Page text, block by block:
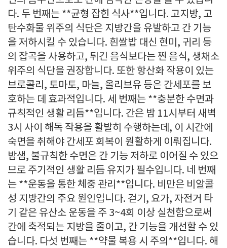
다. 두 번째는 **균형 잡힌 식사**입니다. 고지방, 고
탄수화물 위주의 식단은 지방간을 유발하고 간 기능
을 저하시킬 수 있습니다. 흰쌀밥 대신 현미, 귀리 등
의 잡곡을 사용하고, 튀긴 음식보다는 찐 음식, 생채소
위주의 식단을 권장합니다. 또한 항산화 작용이 있는
브로콜리, 토마토, 마늘, 올리브유 등은 간세포를 보
호하는 데 효과적입니다. 세 번째는 **충분한 수면과
규칙적인 생활 리듬**입니다. 간은 밤 11시부터 새벽
3시 사이 해독 작용을 활발히 수행하는데, 이 시간에
숙면을 취해야 간세포 회복이 원활하게 이뤄집니다.
밤샘, 불규칙한 수면은 간 기능 저하로 이어질 수 있으
므로 주기적인 생활 리듬 유지가 필수입니다. 네 번째
는 **운동을 통한 체중 관리**입니다. 비만은 비알콜
성 지방간의 주요 원인입니다. 걷기, 요가, 자전거 타
기 같은 유산소 운동을 주 3~4회 이상 실천함으로써
간에 축적되는 지방을 줄이고, 간 기능을 개선할 수 있
습니다. 다섯 번째는 **약물 복용 시 주의**입니다. 해